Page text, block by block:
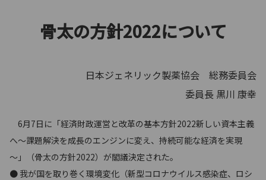
骨太の方針2022について
日本ジェネリック製薬協会 総務委員会
委員長 黒川 康幸
6月7日に「経済財政運営と改革の基本方針2022新しい資本主義
へ～課題解決を成長のエンジンに変え、持続可能な経済を実現
～」（骨太の方針2022）が閣議決定された。
● 我が国を取り巻く環境変化（新型コロナウイルス感染症、ロシ